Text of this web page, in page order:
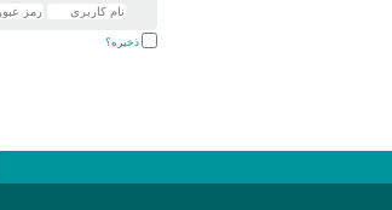
ذخیره؟